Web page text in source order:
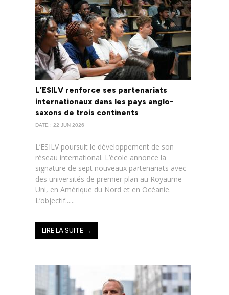
L’ESILV renforce ses partenariats
internationaux dans les pays anglo-
saxons de trois continents
DATE : 22 JUN 2026
L’ESILV poursuit le développement de son
réseau international. L’école annonce la
signature de sept nouveaux partenariats avec
des universités de premier plan au Royaume-
Uni, en Amérique du Nord et en Océanie.
L’objectif......
LIRE LA SUITE →